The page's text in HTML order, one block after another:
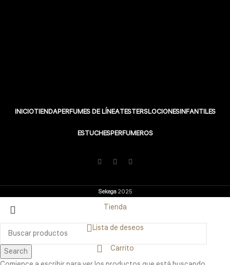
INICIOTIENDAPERFUMES DE LÍNEATESTERSLOCIONESINFANTILES
ESTUCHESPERFUMEROS
Sekega2025
Search
Tienda
Lista de deseos
Carrito